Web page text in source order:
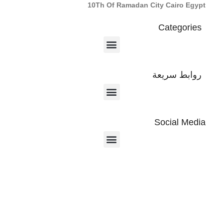
10Th Of Ramadan City Cairo Egypt
Categories
روابط سريعة
Social Media